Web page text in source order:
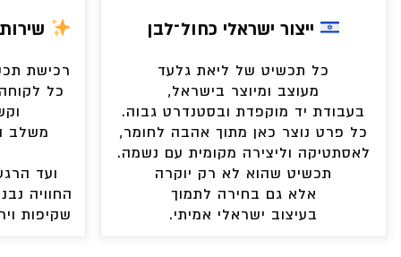
ייצור ישראלי כחול־לבן
כל תכשיט של ליאת גלעד
מעוצב ומיוצר בישראל,
בעבודת יד מוקפדת ובסטנדרט גבוה.
כל פרט נוצר כאן מתוך אהבה לחומר,
לאסתטיקה וליצירה מקומית עם נשמה.
תכשיט שהוא לא רק יוקרה
אלא גם בחירה לתמוך
בעיצוב ישראלי אמיתי.
רכישת
כל
משלב
ועד
החוויה
שקיפות